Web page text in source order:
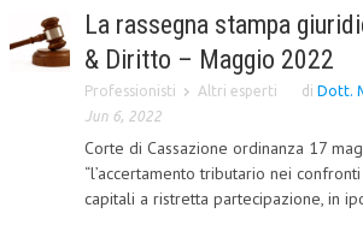
MISSION
ATTO COSTITUTIVO E STATUTO
La rassegna stampa
& Diritto – Maggio 2022
Professionisti Altri esperti di Dott.
Jun 6, 2022
Corte di Cassazione ordinanza 17
“l’accertamento tributario nei
capitali a ristretta partecipazione, in